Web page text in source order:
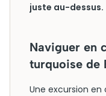
juste au-dessus.
Naviguer en
turquoise de
Une excursion